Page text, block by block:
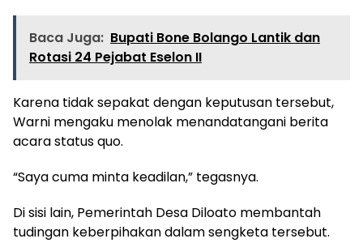
Baca Juga: Bupati Bone Bolango Lantik dan
Rotasi 24 Pejabat Eselon II
Karena tidak sepakat dengan keputusan tersebut,
Warni mengaku menolak menandatangani berita
acara status quo.
“Saya cuma minta keadilan,” tegasnya.
Di sisi lain, Pemerintah Desa Diloato membantah
tudingan keberpihakan dalam sengketa tersebut.